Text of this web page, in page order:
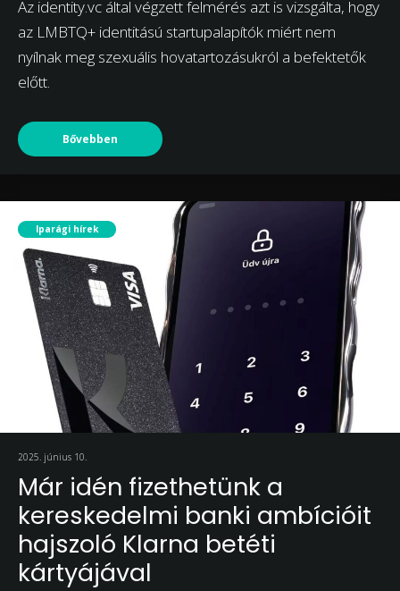
Az identity.vc által végzett felmérés azt is vizsgálta, hogy
az LMBTQ+ identitású startupalapítók miért nem
nyílnak meg szexuális hovatartozásukról a befektetők
előtt.
Bővebben
Iparági hírek
2025. június 10.
Már idén fizethetünk a
kereskedelmi banki ambícióit
hajszoló Klarna betéti
kártyájával